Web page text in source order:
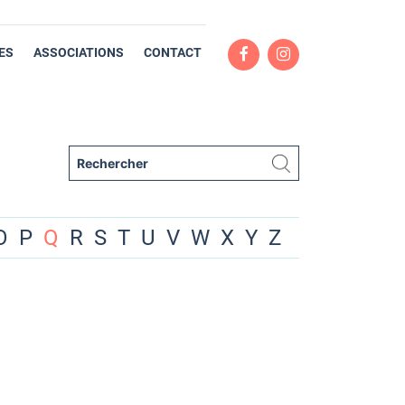
ASSOCIATIONS CONTACT
P Q R S T U V W X Y Z